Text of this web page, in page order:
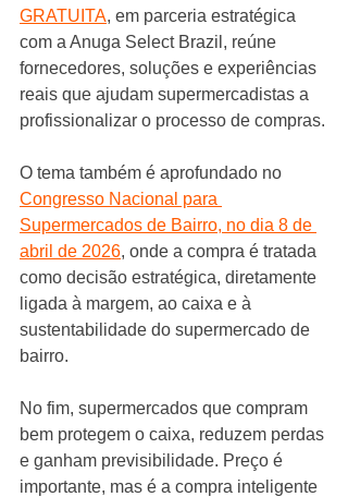
GRATUITA, em parceria estratégica
com a Anuga Select Brazil, reúne
fornecedores, soluções e experiências
reais que ajudam supermercadistas a
profissionalizar o processo de compras.
O tema também é aprofundado no
Congresso Nacional para
Supermercados de Bairro, no dia 8 de
abril de 2026, onde a compra é tratada
como decisão estratégica, diretamente
ligada à margem, ao caixa e à
sustentabilidade do supermercado de
bairro.
No fim, supermercados que compram
bem protegem o caixa, reduzem perdas
e ganham previsibilidade. Preço é
importante, mas é a compra inteligente